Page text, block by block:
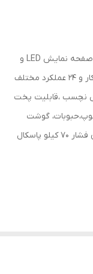
عملکرد پخت تاخیری،(DELAY TIMER)t) ، دارای صفحه نمایش LED و
کنترل پنل لمسی 6QT ،دارای 12 منوی پخت خودکار و 24 عملکرد مختلف
6 لیتری با پوشش نچسب ،قابلیت پخت
گوشت